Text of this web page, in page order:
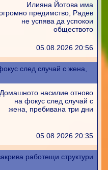
Илияна Йотова има
предимство, Радев
не успява да успокои
обществото
05.08.2026 20:56
след случай с жена,
Домашното насилие отново
на фокус след случай с
жена, пребивана три дни
05.08.2026 20:35
работещи структури